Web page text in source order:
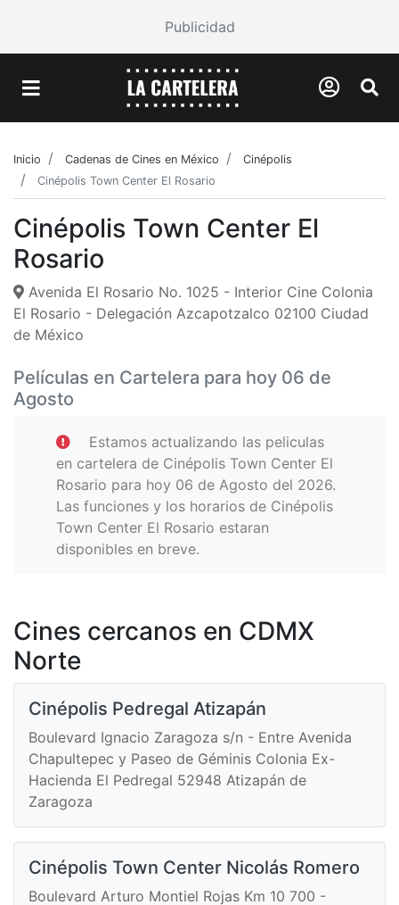
Publicidad
Inicio Cadenas de Cines en México
Cinépolis
Cinépolis Town Center El Rosario
Cinépolis Town Center El
Rosario
Avenida El Rosario No. 1025 - Interior Cine Colonia
El Rosario - Delegación Azcapotzalco 02100 Ciudad
de México
Películas en Cartelera para hoy 06 de
Agosto
Estamos actualizando las peliculas
en cartelera de Cinépolis Town Center El
Rosario para hoy 06 de Agosto del 2026.
Las funciones y los horarios de Cinépolis
Town Center El Rosario estaran
disponibles en breve.
Cines cercanos en CDMX
Norte
Cinépolis Pedregal Atizapán
Boulevard Ignacio Zaragoza s/n - Entre Avenida
Chapultepec y Paseo de Géminis Colonia Ex-
Hacienda El Pedregal 52948 Atizapán de
Zaragoza
Cinépolis Town Center Nicolás Romero
Boulevard Arturo Montiel Rojas Km 10 700 -